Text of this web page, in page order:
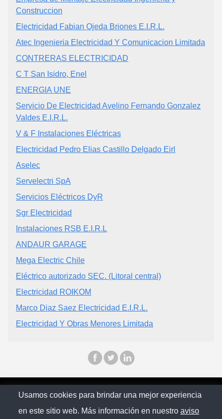
Construccion
Electricidad Fabian Ojeda Briones E.I.R.L.
Atec Ingenieria Electricidad Y Comunicacion Limitada
CONTRERAS ELECTRICIDAD
C T San Isidro, Enel
ENERGIA UNE
Servicio De Electricidad Avelino Fernando Gonzalez
Valdes E.I.R.L.
V & F Instalaciones Eléctricas
Electricidad Pedro Elias Castillo Delgado Eirl
Aselec
Servelectri SpA
Servicios Eléctricos DyR
Sgr Electricidad
Instalaciones RSB E.I.R.L
ANDAUR GARAGE
Mega Electric Chile
Eléctrico autorizado SEC. (Litoral central)
Electricidad ROIKOM
Marco Diaz Saez Electricidad E.I.R.L.
Electricidad Y Obras Menores Limitada
© Chilopina 2026
Política de privacidad
Usamos cookies para brindar una mejor experiencia
en este sitio web. Más información en nuestro aviso